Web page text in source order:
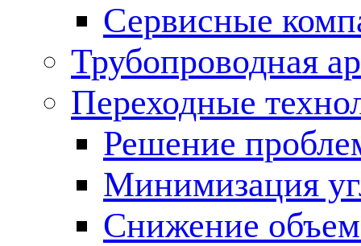
Сервисные
Трубопроводная
Переходные
Решение
Минимизация
Снижение